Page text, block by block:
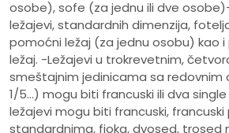
osobe), sofe (za jednu ili dve
ležajevi, standardnih dimenzija,
pomoćni ležaj (za jednu osobu) kao
ležaj. -Ležajevi u trokrevetnim,
smeštajnim jedinicama sa redovnim
1/5…) mogu biti francuski ili dva
ležajevi mogu biti francuski, francuski
standardnima, fioka, dvosed, trosed